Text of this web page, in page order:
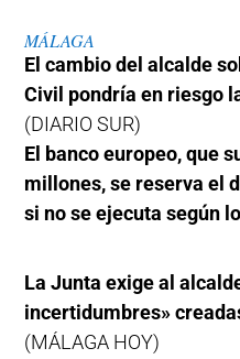
MÁLAGA
El cambio del alcalde
Civil pondría en riesgo
(DIARIO SUR)
El banco europeo, que
millones, se reserva el
si no se ejecuta según
La Junta exige al
incertidumbres»
(MÁLAGA HOY)